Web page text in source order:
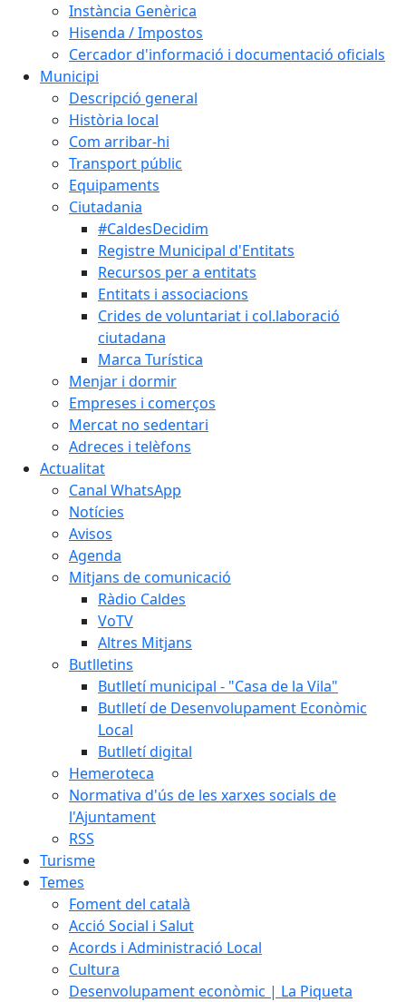
Instància Genèrica
Hisenda / Impostos
Cercador d'informació i documentació oficials
Municipi
Descripció general
Història local
Com arribar-hi
Transport públic
Equipaments
Ciutadania
#CaldesDecidim
Registre Municipal d'Entitats
Recursos per a entitats
Entitats i associacions
Crides de voluntariat i col.laboració
ciutadana
Marca Turística
Menjar i dormir
Empreses i comerços
Mercat no sedentari
Adreces i telèfons
Actualitat
Canal WhatsApp
Notícies
Avisos
Agenda
Mitjans de comunicació
Ràdio Caldes
VoTV
Altres Mitjans
Butlletins
Butlletí municipal - "Casa de la Vila"
Butlletí de Desenvolupament Econòmic
Local
Butlletí digital
Hemeroteca
Normativa d'ús de les xarxes socials de
l'Ajuntament
RSS
Turisme
Temes
Foment del català
Acció Social i Salut
Acords i Administració Local
Cultura
Desenvolupament econòmic | La Piqueta